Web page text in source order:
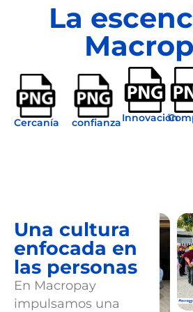
La
Cercanía confianzaInnovación
Una cultura
enfocada en
las personas
En Macropay
impulsamos una